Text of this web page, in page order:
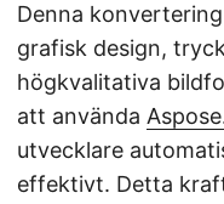
Denna
grafisk design,
högkvalitativa
att använda
utvecklare
effektivt. Detta